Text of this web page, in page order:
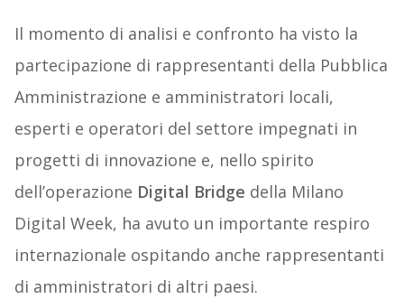
Il momento di analisi e confronto ha visto la
partecipazione di rappresentanti della Pubblica
Amministrazione e amministratori locali,
esperti e operatori del settore impegnati in
progetti di innovazione e, nello spirito
dell’operazione Digital Bridge della Milano
Digital Week, ha avuto un importante respiro
internazionale ospitando anche rappresentanti
di amministratori di altri paesi.